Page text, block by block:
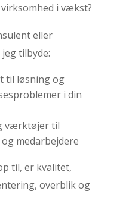
i vækst?
eller
tilbyde:
til løsning og
i din
værktøjer til
medarbejdere
til, er kvalitet,
overblik og